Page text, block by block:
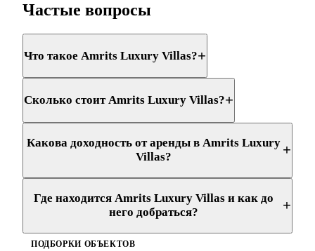
Частые вопросы
Что такое Amrits Luxury Villas?+
Сколько стоит Amrits Luxury Villas?+
Какова доходность от аренды в Amrits Luxury
Villas?
+
Где находится Amrits Luxury Villas и как до
него добраться?
+
ПОДБОРКИ ОБЪЕКТОВ